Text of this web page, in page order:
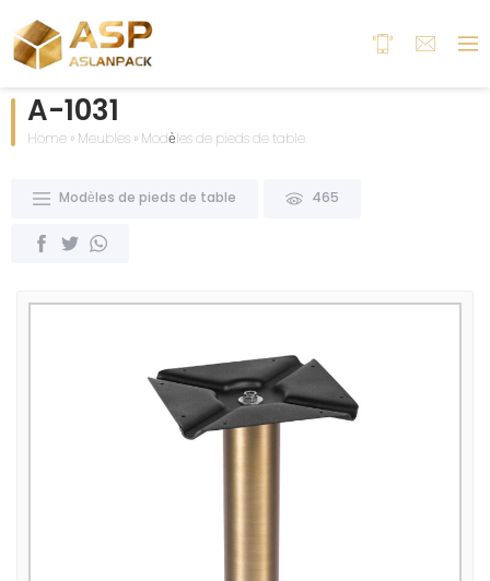
A-1031
Home » Meubles » Modèles de pieds de table
Modèles de pieds de table 465